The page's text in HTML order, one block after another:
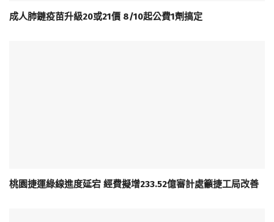
成人肺鏈疫苗升級20或21價 8/10起公費1劑搞定
桃園捷運綠線進度延宕 經費擬增233.52億審計處籲捷工局改善